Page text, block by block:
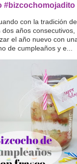
#bizcochomojadito
con la tradición
dos años consecutivos,
el año nuevo con
de cumpleaños y e...